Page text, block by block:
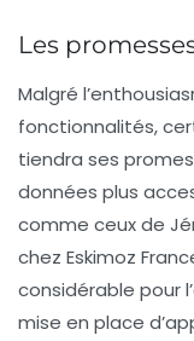
Les
Malgré
fonctionnalités,
tiendra ses
données plus
comme ceux de
chez Eskimoz
considérable pour
mise en place